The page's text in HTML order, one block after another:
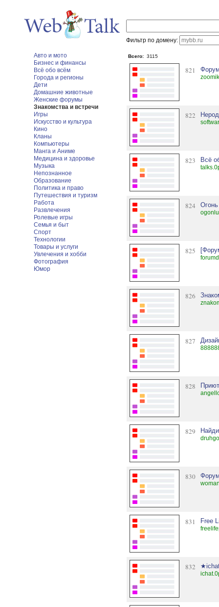
Фильтр по домену:
Авто и мото
Бизнес и финансы
Всё обо всём
Города и регионы
Дети
Домашние животные
Женские форумы
Знакомства и встречи
Игры
Искусство и культура
Кино
Кланы
Компьютеры
Манга и Аниме
Медицина и здоровье
Музыка
Непознанное
Образование
Политика и право
Путешествия и туризм
Работа
Развлечения
Ролевые игры
Семья и быт
Спорт
Технологии
Товары и услуги
Увлечения и хобби
Фотография
Юмор
Всего: 3115
821
822
823 Всё
824
825
826
827
828
829
830
831 Free
832